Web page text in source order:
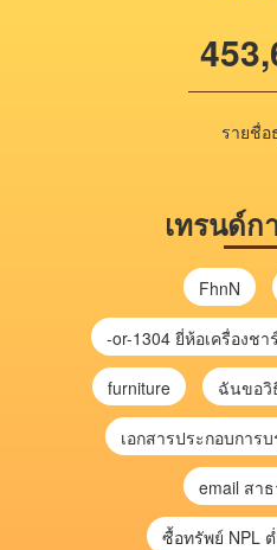
รายชื่อ
เทรนด์ก
FhnN
furniture
email สา